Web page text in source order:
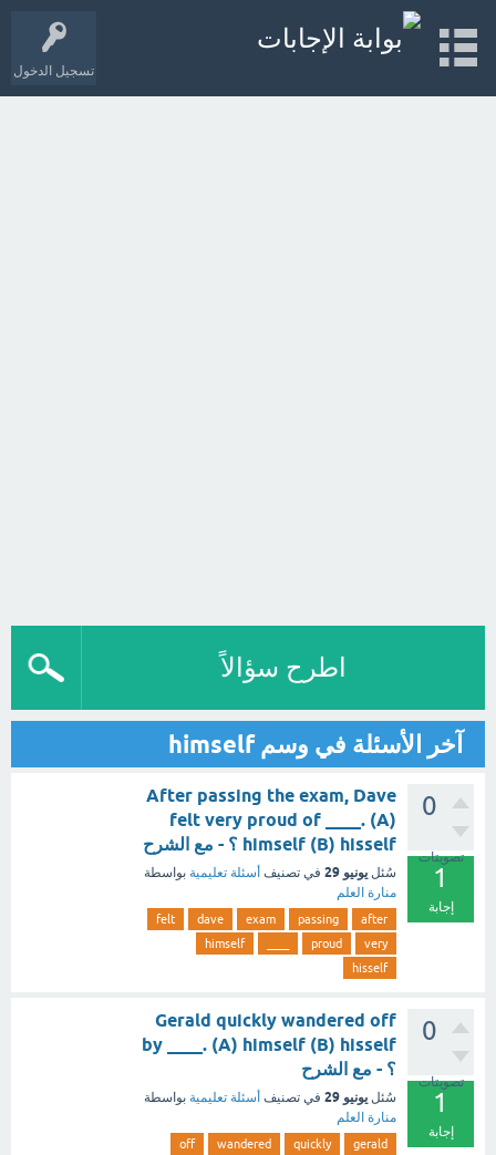
تسجيل الدخول
اطرح سؤالاً
آخر الأسئلة في وسم himself
0
تصويتات
1
إجابة
After passing the exam, Dave
felt very proud of ____. (A)
himself (B) hisself ؟ - مع الشرح
سُئل يونيو 29 في تصنيف أسئلة تعليمية بواسطة
منارة العلم
after
passing
exam
dave
felt
very
proud
himself
hisself
0
تصويتات
1
إجابة
Gerald quickly wandered off
by ____. (A) himself (B) hisself
؟ - مع الشرح
سُئل يونيو 29 في تصنيف أسئلة تعليمية بواسطة
منارة العلم
gerald
quickly
wandered
off